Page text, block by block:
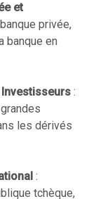
et
privée,
banque en
Investisseurs :
les dérivés
:
tchèque,